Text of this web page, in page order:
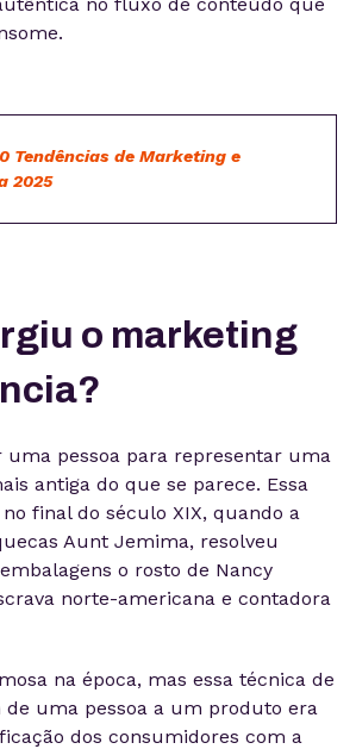
Tendências de Marketing e
2025
o marketing
uma pessoa para representar uma
antiga do que se parece. Essa
final do século XIX, quando a
Aunt Jemima, resolveu
o rosto de Nancy
norte-americana e contadora
na época, mas essa técnica de
uma pessoa a um produto era
dos consumidores com a